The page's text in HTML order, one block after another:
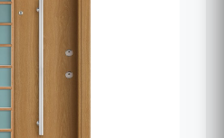
ürün adı veya model
yazın